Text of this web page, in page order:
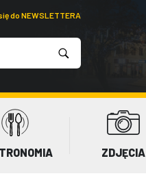
do NEWSLETTERA
ZDJĘCIA